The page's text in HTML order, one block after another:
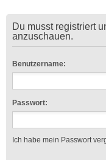
Du musst registriert
anzuschauen.
Benutzername:
Passwort:
Ich habe mein Passwort